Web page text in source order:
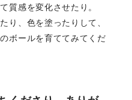
質感を変化させたり。
り、色を塗ったりして、
ボールを育ててみてくだ